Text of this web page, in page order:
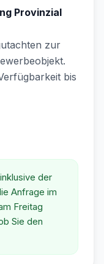
Provinzial
zur
bis
der
Anfrage im
Freitag
Sie den